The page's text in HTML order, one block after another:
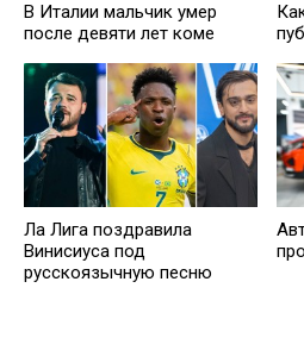
В Италии мальчик умер
после девяти лет коме
Ла Лига поздравила
Винисиуса под
русскоязычную песню